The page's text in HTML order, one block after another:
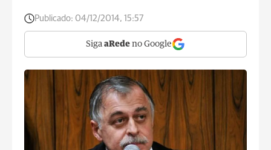
Publicado: 04/12/2014, 15:57
Siga aRede no Google